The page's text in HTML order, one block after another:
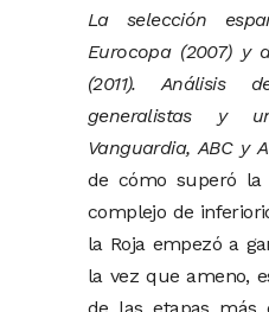
La selección
Eurocopa (2007) y
(2011). Análisis
generalistas y
Vanguardia, ABC y
de cómo superó la
complejo de
la Roja empezó a
la vez que ameno,